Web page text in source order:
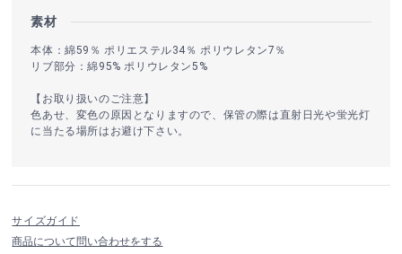
素材
本体：綿59％ ポリエステル34％ ポリウレタン7％
リブ部分：綿95% ポリウレタン5%
【お取り扱いのご注意】
色あせ、変色の原因となりますので、保管の際は直射日光や蛍光灯
に当たる場所はお避け下さい。
サイズガイド
商品について問い合わせをする